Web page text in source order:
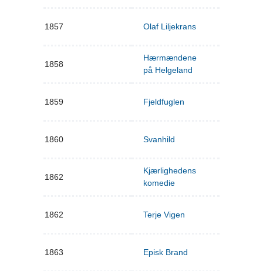
1857 Olaf Liljekrans
1858
Hærmændene
på Helgeland
1859 Fjeldfuglen
1860 Svanhild
1862
Kjærlighedens
komedie
1862 Terje Vigen
1863 Episk Brand